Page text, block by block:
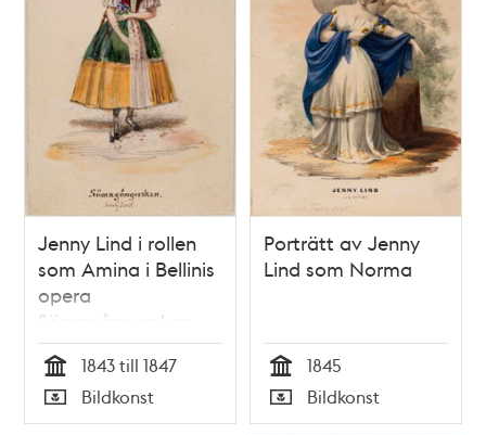
Jenny Lind i rollen
som Amina i Bellinis
opera
Sömngångerskan
Tid
1843 till 1847
Typ
Bildkonst
Porträtt av Jenny
Lind som Norma
Tid
1845
Typ
Bildkonst